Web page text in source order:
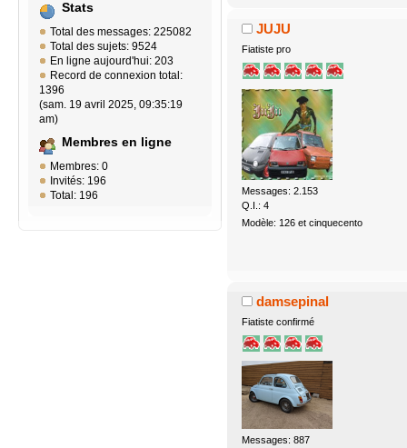
Stats
Total des messages: 225082
Total des sujets: 9524
En ligne aujourd'hui: 203
Record de connexion total:
1396
(sam. 19 avril 2025, 09:35:19
am)
Membres en ligne
Membres: 0
Invités: 196
Total: 196
JUJU
Fiatiste pro
Messages: 2.153
Q.I.: 4
Modèle: 126 et cinquecento
damsepinal
Fiatiste confirmé
Messages: 887